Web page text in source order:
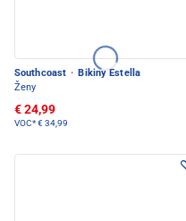
Southcoast · Bikiny Estella
Ženy
€ 24,99
VOC*€ 34,99